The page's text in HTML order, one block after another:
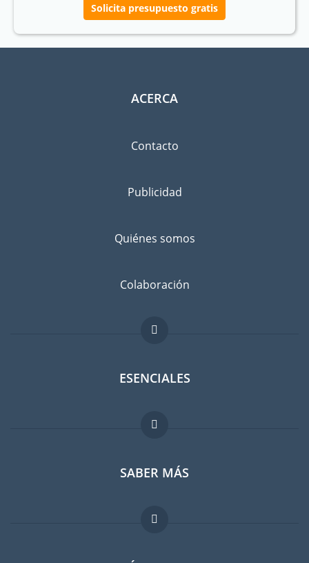
Solicita presupuesto gratis
ACERCA
Contacto
Publicidad
Quiénes somos
Colaboración
ESENCIALES
Foro para expatriados
Guia para expatriados
Trabajos en el extranjero
SABER MÁS
FAQ